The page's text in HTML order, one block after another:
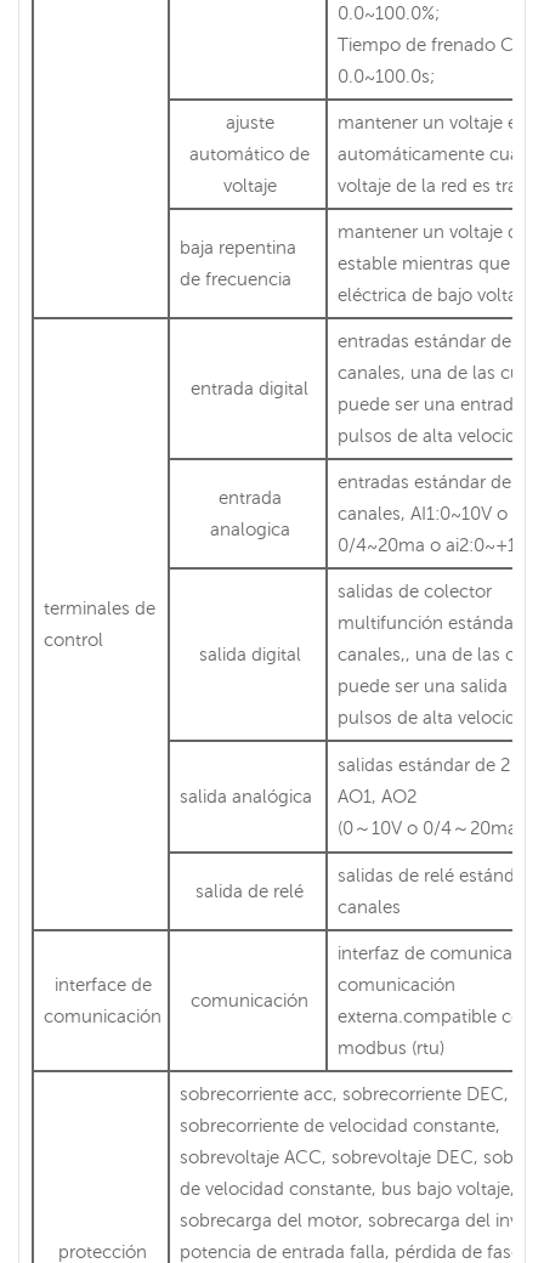
0.0~100.0%;
Tiempo de frenado CC:
0.0~100.0s;
ajuste
automático de
voltaje
mantener un voltaje
automáticamente
voltaje de la red es
baja repentina
de frecuencia
mantener un voltaje de
estable mientras que la
eléctrica de bajo voltaje
terminales de
control
entrada digital
entradas estándar de 8
canales, una de las
puede ser una entrada
pulsos de alta velocidad
entrada
analogica
entradas estándar de 2
canales, AI1:0~10V o
0/4~20ma o ai2:0~+10v
salida digital
salidas de colector
multifunción estándar
canales,, una de las
puede ser una salida de
pulsos de alta velocidad
salida analógica
salidas estándar de 2
AO1, AO2
(0～10V o 0/4～20ma)
salida de relé
salidas de relé estándar
canales
interface de
comunicación
comunicación
interfaz de
comunicación
externa.compatible con
modbus (rtu)
protección
sobrecorriente acc, sobrecorriente DEC,
sobrecorriente de velocidad constante,
sobrevoltaje ACC, sobrevoltaje DEC,
de velocidad constante, bus bajo voltaje,
sobrecarga del motor, sobrecarga del
potencia de entrada falla, pérdida de fase